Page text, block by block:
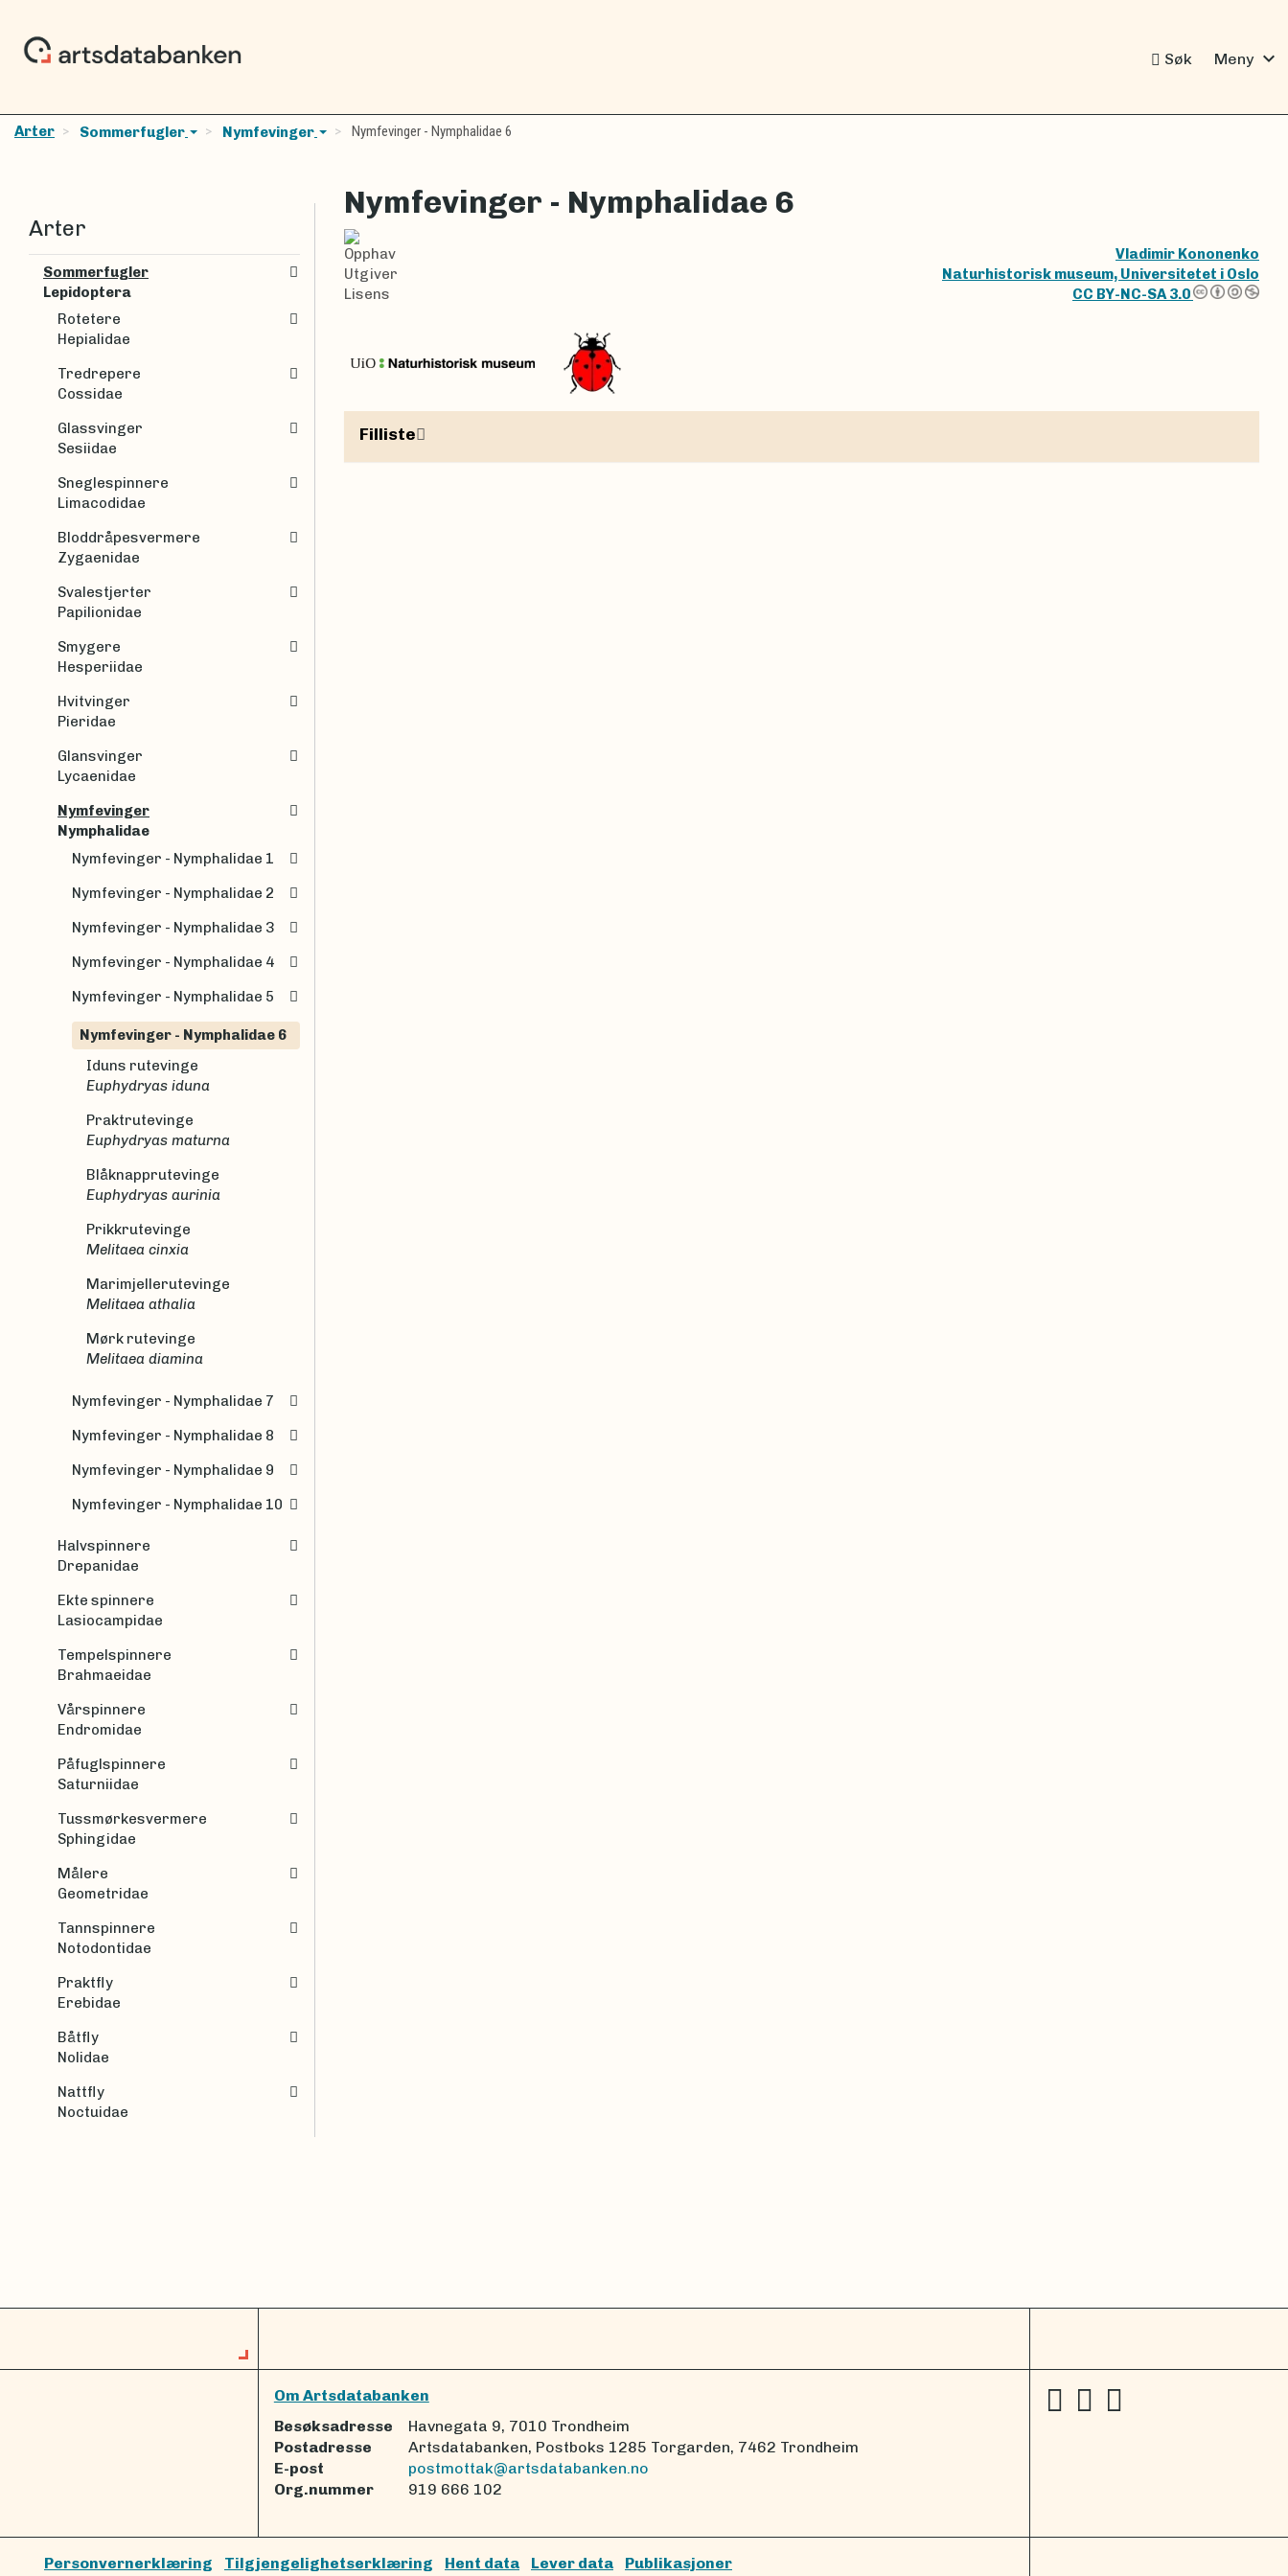
Søk Meny expand_more
Arter Sommerfugler Nymfevinger Nymfevinger - Nymphalidae 6
Nymfevinger - Nymphalidae 6
Opphav
Vladimir Kononenko
Utgiver
Naturhistorisk museum, Universitetet i Oslo
Lisens
CC BY-NC-SA 3.0
Filliste
Arter
Sommerfugler
Lepidoptera
Rotetere
Hepialidae
Tredrepere
Cossidae
Glassvinger
Sesiidae
Sneglespinnere
Limacodidae
Bloddråpesvermere
Zygaenidae
Svalestjerter
Papilionidae
Smygere
Hesperiidae
Hvitvinger
Pieridae
Glansvinger
Lycaenidae
Nymfevinger
Nymphalidae
Nymfevinger - Nymphalidae 1
Nymfevinger - Nymphalidae 2
Nymfevinger - Nymphalidae 3
Nymfevinger - Nymphalidae 4
Nymfevinger - Nymphalidae 5
Nymfevinger - Nymphalidae 6
Iduns rutevinge
Euphydryas iduna
Praktrutevinge
Euphydryas maturna
Blåknapprutevinge
Euphydryas aurinia
Prikkrutevinge
Melitaea cinxia
Marimjellerutevinge
Melitaea athalia
Mørk rutevinge
Melitaea diamina
Nymfevinger - Nymphalidae 7
Nymfevinger - Nymphalidae 8
Nymfevinger - Nymphalidae 9
Nymfevinger - Nymphalidae 10
Halvspinnere
Drepanidae
Ekte spinnere
Lasiocampidae
Tempelspinnere
Brahmaeidae
Vårspinnere
Endromidae
Påfuglspinnere
Saturniidae
Tussmørkesvermere
Sphingidae
Målere
Geometridae
Tannspinnere
Notodontidae
Praktfly
Erebidae
Båtfly
Nolidae
Nattfly
Noctuidae
Om Artsdatabanken
Besøksadresse
Havnegata 9, 7010 Trondheim
Postadresse
Artsdatabanken, Postboks 1285 Torgarden, 7462 Trondheim
E-post
postmottak@artsdatabanken.no
Org.nummer
919 666 102
Personvernerklæring Tilgjengelighetserklæring Hent data Lever data Publikasjoner